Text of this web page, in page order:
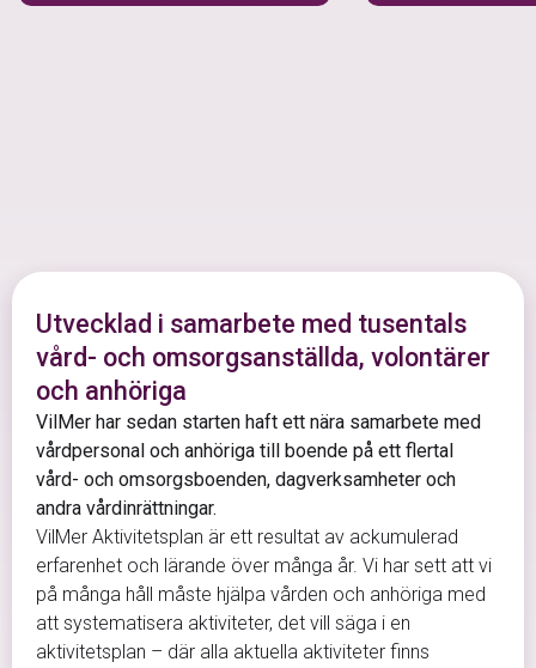
Utvecklad i samarbete med tusentals
vård- och omsorgsanställda, volontärer
och anhöriga
VilMer har sedan starten haft ett nära samarbete med
vårdpersonal och anhöriga till boende på ett flertal
vård- och omsorgsboenden, dagverksamheter och
andra vårdinrättningar.
VilMer Aktivitetsplan är ett resultat av ackumulerad
erfarenhet och lärande över många år. Vi har sett att vi
på många håll måste hjälpa vården och anhöriga med
att systematisera aktiviteter, det vill säga i en
aktivitetsplan – där alla aktuella aktiviteter finns